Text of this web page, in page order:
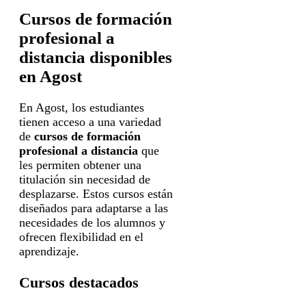
Cursos de formación
profesional a
distancia disponibles
en Agost
En Agost, los estudiantes
tienen acceso a una variedad
de cursos de formación
profesional a distancia que
les permiten obtener una
titulación sin necesidad de
desplazarse. Estos cursos están
diseñados para adaptarse a las
necesidades de los alumnos y
ofrecen flexibilidad en el
aprendizaje.
Cursos destacados